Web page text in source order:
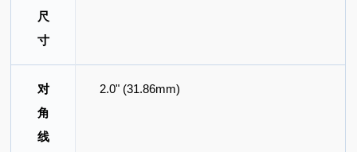
尺
寸
对
角
线
2.0" (31.86mm)